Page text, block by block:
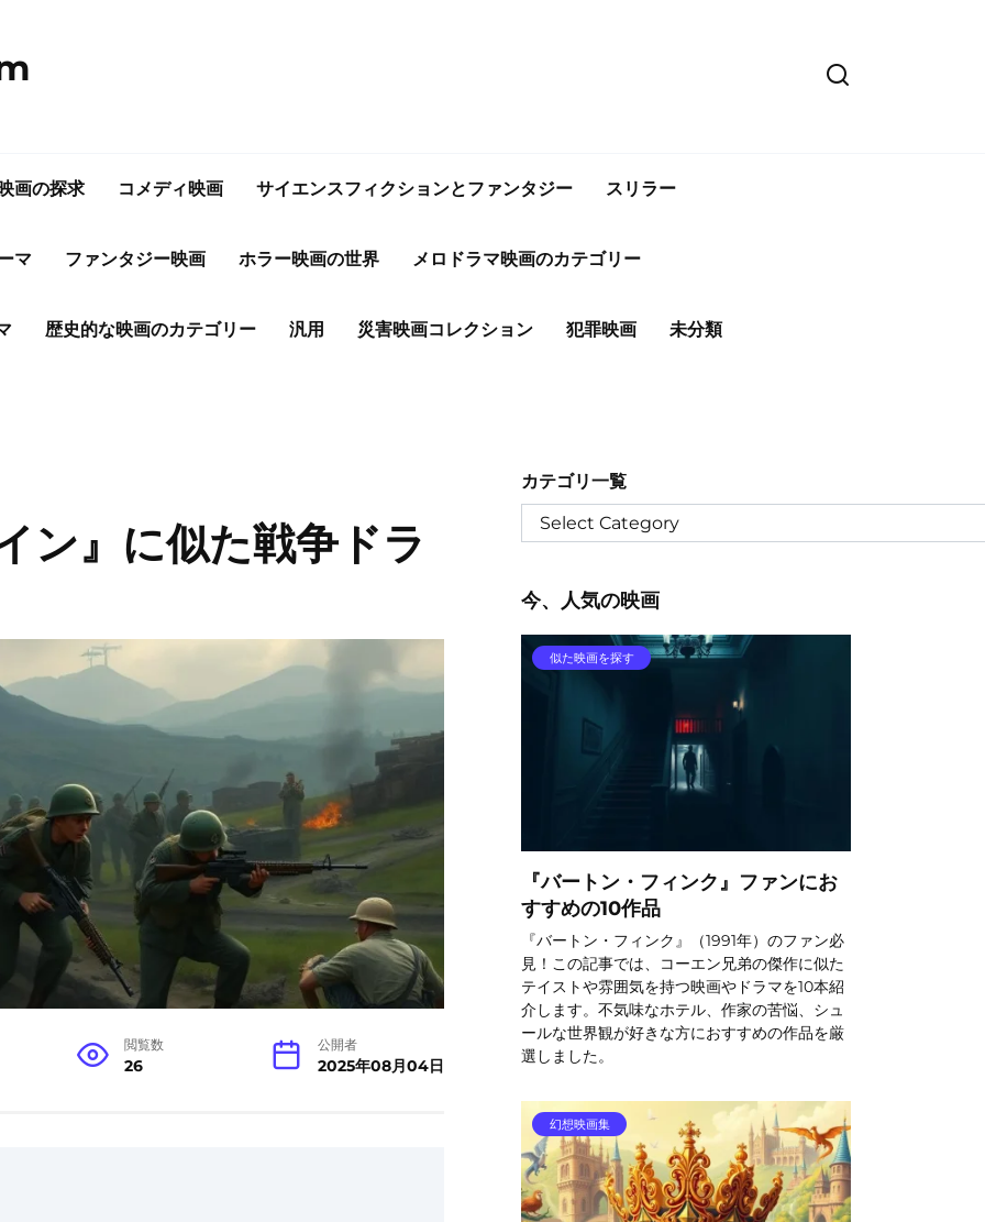
画の探求 コメディ映画 サイエンスフィクションとファンタジー スリラー
マ ファンタジー映画 ホラー映画の世界 メロドラマ映画のカテゴリー
歴史的な映画のカテゴリー 汎用 災害映画コレクション 犯罪映画 未分類
ン』に似た戦争ドラ
閲覧数
26
公開者
2025年08月04日
カテゴリ一覧
今、人気の映画
似た映画を探す
『バートン・フィンク』ファンにお
すすめの10作品
『バートン・フィンク』（1991年）のファン必
見！この記事では、コーエン兄弟の傑作に似た
テイストや雰囲気を持つ映画やドラマを10本紹
介します。不気味なホテル、作家の苦悩、シュ
ールな世界観が好きな方におすすめの作品を厳
選しました。
幻想映画集